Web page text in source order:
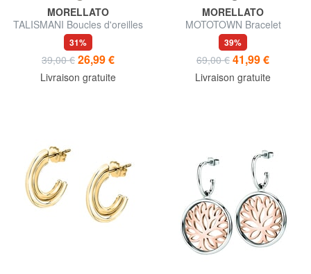
MORELLATO
TALISMANI Boucles d'oreilles
31%
39,00 € 26,99 €
Livraison gratuite
MORELLATO
MOTOTOWN Bracelet
39%
69,00 € 41,99 €
Livraison gratuite